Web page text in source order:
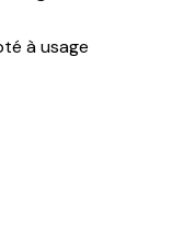
à usage